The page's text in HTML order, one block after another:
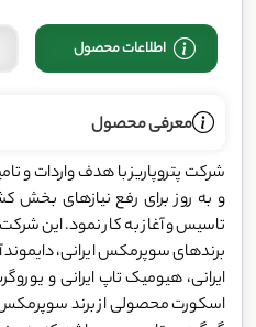
اطلاعات محصول
معرفی محصول
شرکت پتروپاریز با هدف واردات و
و به روز برای رفع نیازهای بخش
تاسیس و آغاز به کار نمود. این
برندهای سوپرمکس ایرانی، دایموند
ایرانی، هیومیک تاپ ایرانی و
اسکورت محصولی از برند